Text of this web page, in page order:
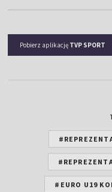
Pobierz aplikację TVP SPORT
#EURO U19